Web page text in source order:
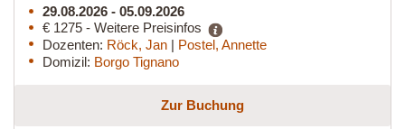
29.08.2026 - 05.09.2026
€ 1275 - Weitere Preisinfos
Dozenten: Röck, Jan | Postel, Annette
Domizil: Borgo Tignano
Zur Buchung